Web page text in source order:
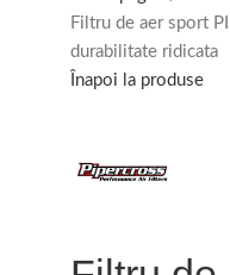
Filtru de aer sport
durabilitate ridicata
Înapoi la produse